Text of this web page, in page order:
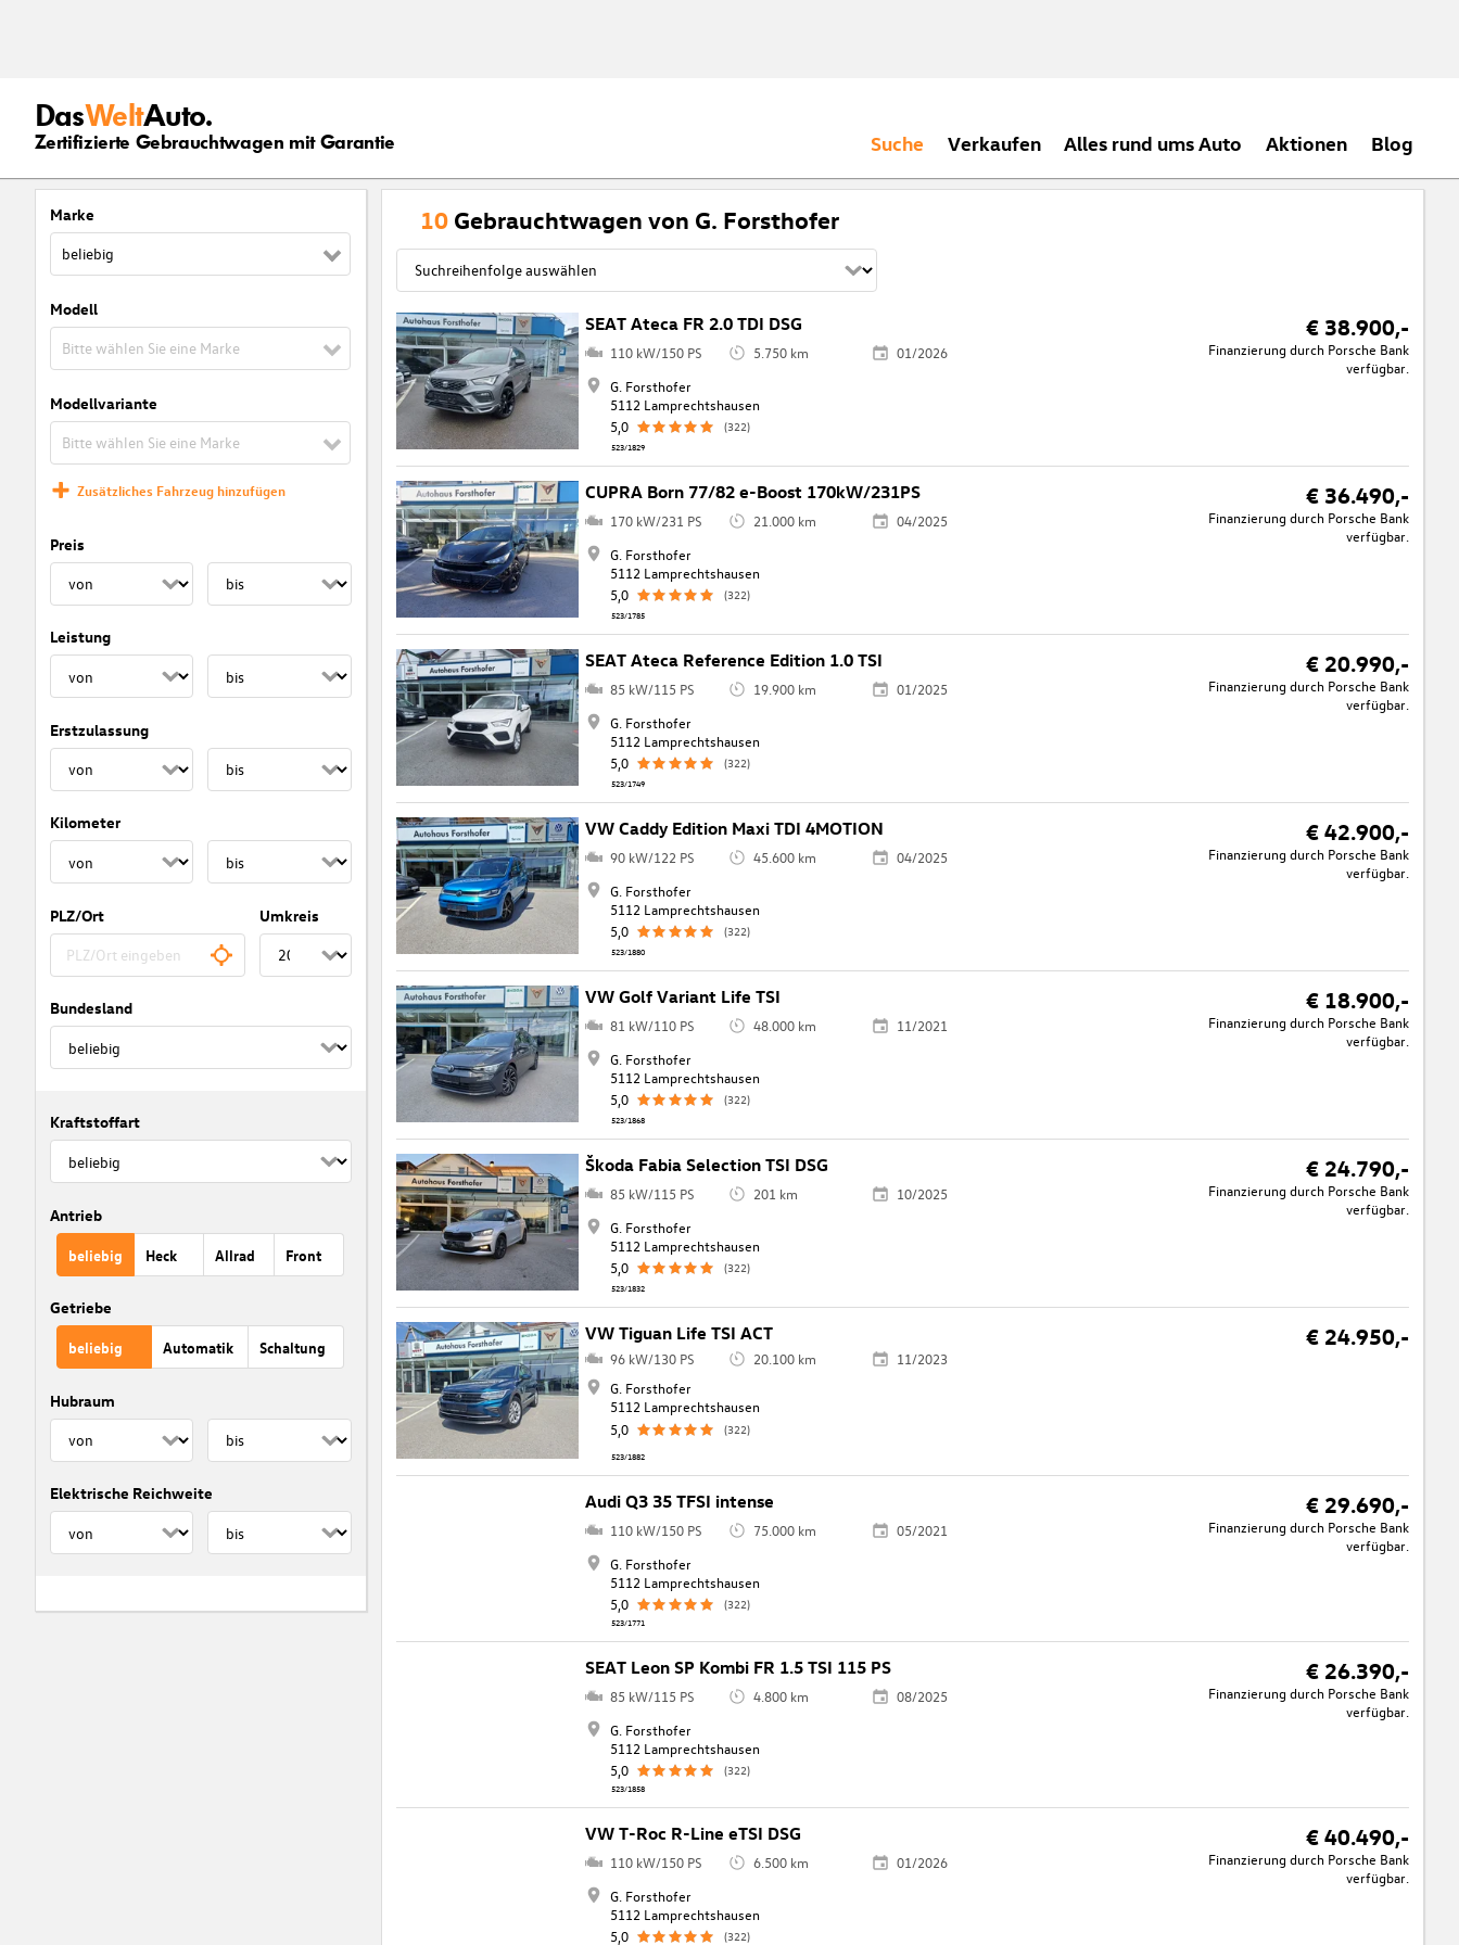
DasWeltAuto.
Zertifizierte Gebrauchtwagen mit Garantie Suche Verkaufen Alles rund ums Auto Aktionen Blog
Marke
beliebig
Modell
Bitte wählen Sie eine Marke
Modellvariante
Bitte wählen Sie eine Marke
Zusätzliches Fahrzeug hinzufügen
Preis
Leistung
Erstzulassung
Kilometer
PLZ/Ort Umkreis
Bundesland
Kraftstoffart
Antrieb
beliebig Heck Allrad Front
Getriebe
beliebig Automatik Schaltung
Hubraum
Elektrische Reichweite
10 Gebrauchtwagen von G. Forsthofer
SEAT Ateca FR 2.0 TDI DSG € 38.900,-
Finanzierung durch Porsche Bank
verfügbar.
110 kW/150 PS 5.750 km
01/2026
G. Forsthofer
5112 Lamprechtshausen
5,0
(322)
523/1829
CUPRA Born 77/82 e-Boost 170kW/231PS € 36.490,-
Finanzierung durch Porsche Bank
verfügbar.
170 kW/231 PS 21.000 km
04/2025
G. Forsthofer
5112 Lamprechtshausen
5,0
(322)
523/1785
SEAT Ateca Reference Edition 1.0 TSI € 20.990,-
Finanzierung durch Porsche Bank
verfügbar.
85 kW/115 PS 19.900 km
01/2025
G. Forsthofer
5112 Lamprechtshausen
5,0
(322)
523/1749
VW Caddy Edition Maxi TDI 4MOTION € 42.900,-
Finanzierung durch Porsche Bank
verfügbar.
90 kW/122 PS 45.600 km
04/2025
G. Forsthofer
5112 Lamprechtshausen
5,0
(322)
523/1880
VW Golf Variant Life TSI € 18.900,-
Finanzierung durch Porsche Bank
verfügbar.
81 kW/110 PS 48.000 km
11/2021
G. Forsthofer
5112 Lamprechtshausen
5,0
(322)
523/1868
Škoda Fabia Selection TSI DSG € 24.790,-
Finanzierung durch Porsche Bank
verfügbar.
85 kW/115 PS 201 km
10/2025
G. Forsthofer
5112 Lamprechtshausen
5,0
(322)
523/1832
VW Tiguan Life TSI ACT € 24.950,-
96 kW/130 PS 20.100 km
11/2023
G. Forsthofer
5112 Lamprechtshausen
5,0
(322)
523/1882
Audi Q3 35 TFSI intense € 29.690,-
Finanzierung durch Porsche Bank
verfügbar.
110 kW/150 PS 75.000 km
05/2021
G. Forsthofer
5112 Lamprechtshausen
5,0
(322)
523/1771
SEAT Leon SP Kombi FR 1.5 TSI 115 PS € 26.390,-
Finanzierung durch Porsche Bank
verfügbar.
85 kW/115 PS 4.800 km
08/2025
G. Forsthofer
5112 Lamprechtshausen
5,0
(322)
523/1858
VW T-Roc R-Line eTSI DSG € 40.490,-
Finanzierung durch Porsche Bank
verfügbar.
110 kW/150 PS 6.500 km
01/2026
G. Forsthofer
5112 Lamprechtshausen
5,0
(322)